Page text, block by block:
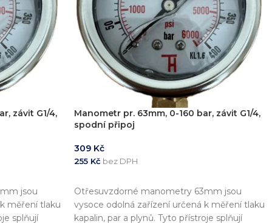
závit G1/4,
jsou
měření tlaku
splňují
Manometr pr. 63mm, 0-160 bar, závit G1/4,
spodní připoj
309 Kč
255 Kč bez DPH
Otřesuvzdorné manometry 63mm jsou
vysoce odolná zařízení určená k měření tlaku
kapalin, par a plynů. Tyto přístroje splňují